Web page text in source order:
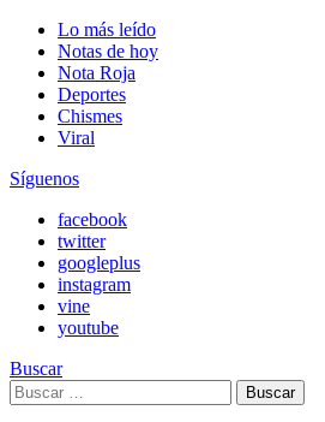
Lo más leído
Notas de hoy
Nota Roja
Deportes
Chismes
Viral
Síguenos
facebook
twitter
googleplus
instagram
vine
youtube
Buscar
Search
for:
Buscar